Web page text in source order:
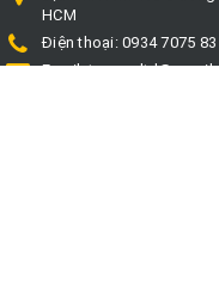
HCM
Điện thoại: 0934 7075
Email: